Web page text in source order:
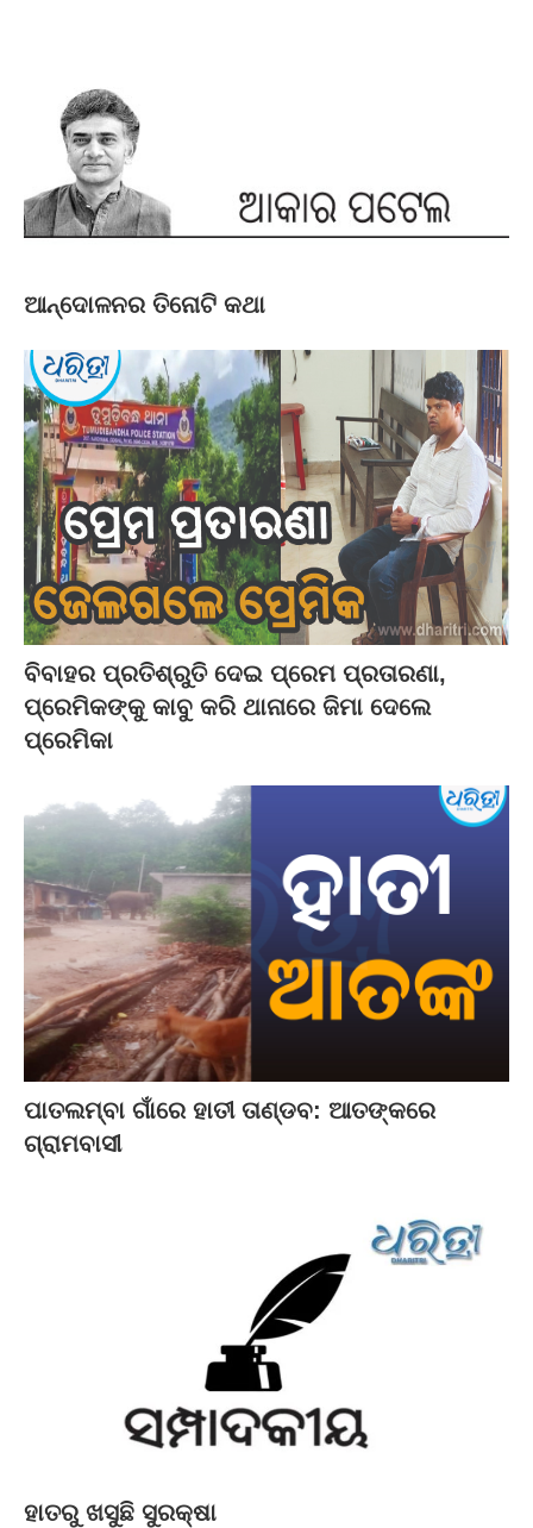
ଆନ୍ଦୋଳନର ତିନୋଟି କଥା
ବିବାହର ପ୍ରତିଶ୍ରୁତି ଦେଇ ପ୍ରେମ ପ୍ରତାରଣା,
ପ୍ରେମିକଙ୍କୁ କାବୁ କରି ଥାନାରେ ଜିମା ଦେଲେ
ପ୍ରେମିକା
ପାତଲମ୍ବା ଗାଁରେ ହାତୀ ତାଣ୍ଡବ: ଆତଙ୍କରେ
ଗ୍ରାମବାସୀ
ହାତରୁ ଖସୁଛି ସୁରକ୍ଷା